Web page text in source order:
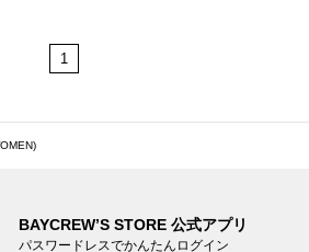
1
BAYCREW’S STORE 公式アプリ
パスワードレスでかんたんログイン